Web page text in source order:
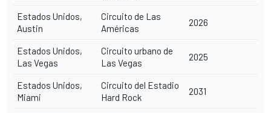
Estados Unidos,
Austin
Circuito de Las
Américas
2026
Estados Unidos,
Las Vegas
Circuito urbano de
Las Vegas
2025
Estados Unidos,
Miami
Circuito del Estadio
Hard Rock
2031